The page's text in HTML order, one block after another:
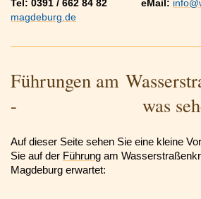
Tel: 0391 / 662 84 82 eMail:
magdeburg.de
Führungen am
- was sehen
Auf dieser Seite sehen Sie eine kleine
Sie auf der Führung am
Magdeburg erwartet: